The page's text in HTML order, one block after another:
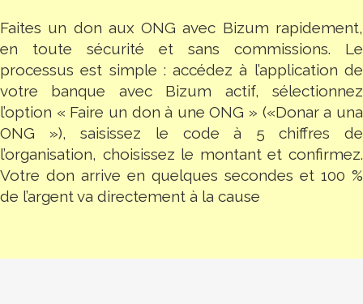
Faites un don aux ONG avec Bizum rapidement,
en toute sécurité et sans commissions. Le
processus est simple : accédez à l’application de
votre banque avec Bizum actif, sélectionnez
l’option « Faire un don à une ONG » («Donar a una
ONG »), saisissez le code à 5 chiffres de
l’organisation, choisissez le montant et confirmez.
Votre don arrive en quelques secondes et 100 %
de l’argent va directement à la cause